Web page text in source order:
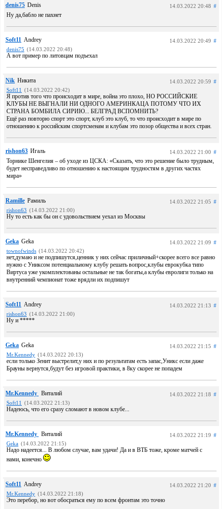
denis75 Denis 14.03.2022 20:48 #
Ну да,бабло не пахнет
Soft11 Andrey 14.03.2022 20:49 #
denis75 (14.03.2022 20:48)
А вот пример по литовцам подъехал
Nik Никита 14.03.2022 20:59 #
Soft11 (14.03.2022 20:42)
Я против того что происходит в мире, война это плохо, НО РОССИЙСКИЕ
КЛУБЫ НЕ ВЫГНАЛИ НИ ОДНОГО АМЕРИНКАЦА ПОТОМУ ЧТО ИХ
СТРАНА БОМБИЛА СИРИЮ... БЕЛГРАД ВСПОМНИТЬ?
Ещё раз повторю спорт это спорт, клуб это клуб, то что происходит в мире по
отношению к российским спортсменам и клубам это позор общества и всех стран.
rishon63 Игаль 14.03.2022 21:00 #
Торнике Шенгелия – об уходе из ЦСКА: «Сказать, что это решение было трудным,
будет несправедливо по отношению к настоящим трудностям в других частях
мира»
Ramille Рамиль 14.03.2022 21:05 #
rishon63 (14.03.2022 21:00)
Ну то есть как бы он с удовольствием уехал из Москвы
Geka Geka 14.03.2022 21:09 #
townofwinds (14.03.2022 20:42)
нет,думаю и не подпишутся,ценник у них сейчас приличный+скорее всего все равно
нужно с Униксом потенциальному клубу решать вопрос,клубы еврокубка типо
Виртуса уже укомплектованы остальные не так богаты,а клубы евролиги только на
внутренний чемпионат тоже врядли их подпишут
Soft11 Andrey 14.03.2022 21:13 #
rishon63 (14.03.2022 21:00)
Ну и *****
Geka Geka 14.03.2022 21:15 #
Mr.Kennedy (14.03.2022 20:13)
если только Зенит выстрелит,у них и по результатам есть запас,Уникс если даже
Брауны вернутся,будут без игровой практики, в 8ку скорее не попадем
Mr.Kennedy Виталий 14.03.2022 21:18 #
Soft11 (14.03.2022 21:13)
Надеюсь, что его сразу сломают в новом клубе...
Mr.Kennedy Виталий 14.03.2022 21:19 #
Geka (14.03.2022 21:15)
Надо надеется... В любом случае, вам удачи! Да и в ВТБ тоже, кроме матчей с
нами, конечно
Soft11 Andrey 14.03.2022 21:20 #
Mr.Kennedy (14.03.2022 21:18)
Это перебор, но вот обосраться ему по всем фронтам это точно